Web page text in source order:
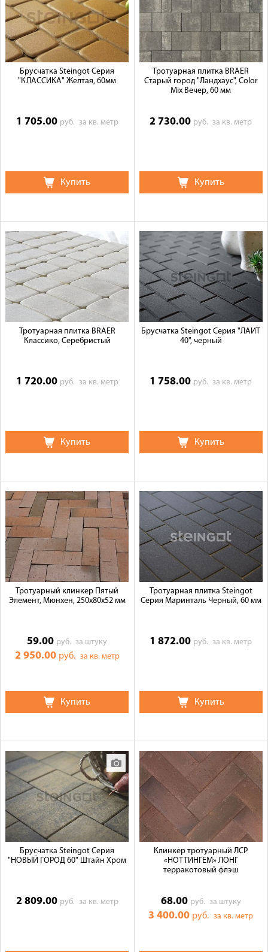
Брусчатка Steingot Серия
"КЛАССИКА" Желтая, 60мм
1 705.00 руб. за кв. метр
Купить
Тротуарная плитка BRAER
Старый город "Ландхаус", Color
Mix Вечер, 60 мм
2 730.00 руб.за кв. метр
Купить
Тротуарная плитка BRAER
Классико, Серебристый
1 720.00 руб. за кв. метр
Купить
Брусчатка Steingot Серия "ЛАЙТ
40", черный
1 758.00 руб.за кв. метр
Купить
Тротуарный клинкер Пятый
Элемент, Мюнхен, 250х80х52 мм
59.00 руб.за штуку
2 950.00 руб. за кв. метр
Купить
Тротуарная плитка Steingot
Серия Маринталь Черный, 60 мм
1 872.00 руб.за кв. метр
Купить
Брусчатка Steingot Серия
"НОВЫЙ ГОРОД 60" Штайн Хром
2 809.00 руб. за кв. метр
Клинкер тротуарный ЛСР
«НОТТИНГЕМ» ЛОНГ
терракотовый флэш
68.00 руб. за штуку
3 400.00 руб.за кв. метр